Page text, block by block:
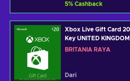
5% Cashback
Xbox Live Gift Card
Key UNITED KINGDOM
BRITANIA RAYA
Dari